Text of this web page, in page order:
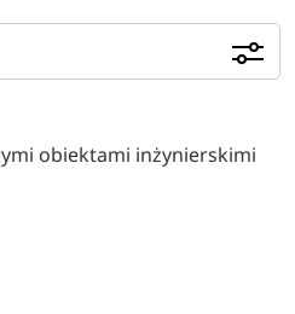
obiektami inżynierskimi